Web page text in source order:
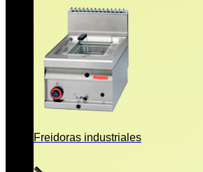
Freidoras industriales